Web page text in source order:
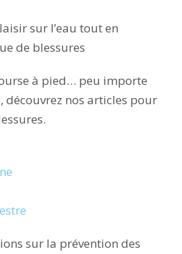
sur l’eau tout en
de blessures
à pied… peu importe
découvrez nos articles pour
sur la prévention des